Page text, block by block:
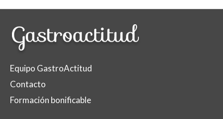
Equipo GastroActitud
Contacto
Formación bonificable